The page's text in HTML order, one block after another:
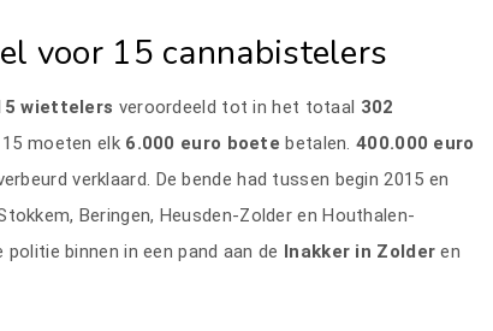
voor 15 cannabistelers
wiettelers veroordeeld tot in het totaal 302
moeten elk6.000 euro boete betalen.400.000 euro
verklaard. De bende had tussen begin 2015 en
Beringen, Heusden-Zolder en Houthalen-
binnen in een pand aan de Inakker in Zolder en